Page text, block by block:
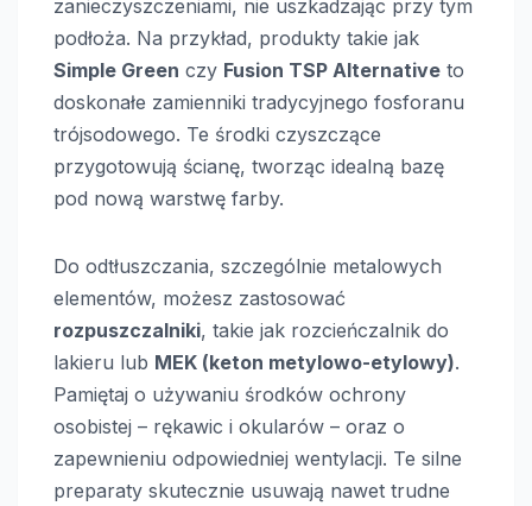
zanieczyszczeniami, nie uszkadzając przy tym
podłoża. Na przykład, produkty takie jak
Simple Green czy Fusion TSP Alternative to
doskonałe zamienniki tradycyjnego fosforanu
trójsodowego. Te środki czyszczące
przygotowują ścianę, tworząc idealną bazę
pod nową warstwę farby.
Do odtłuszczania, szczególnie metalowych
elementów, możesz zastosować
rozpuszczalniki, takie jak rozcieńczalnik do
lakieru lub MEK (keton metylowo-etylowy).
Pamiętaj o używaniu środków ochrony
osobistej – rękawic i okularów – oraz o
zapewnieniu odpowiedniej wentylacji. Te silne
preparaty skutecznie usuwają nawet trudne